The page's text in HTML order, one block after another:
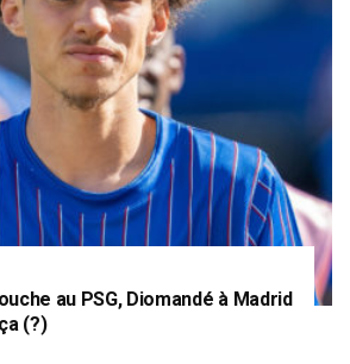
au PSG, Diomandé à Madrid
(?)